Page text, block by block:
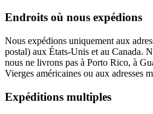
Endroits où nous expédions
Nous expédions uniquement aux
postal) aux États-Unis et au Canada.
nous ne livrons pas à Porto Rico, à
Vierges américaines ou aux adresses
Expéditions multiples